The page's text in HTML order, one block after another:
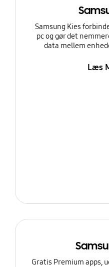
Samsung Kies
pc og gør det
data mellem
Læs
Gratis Premium apps,